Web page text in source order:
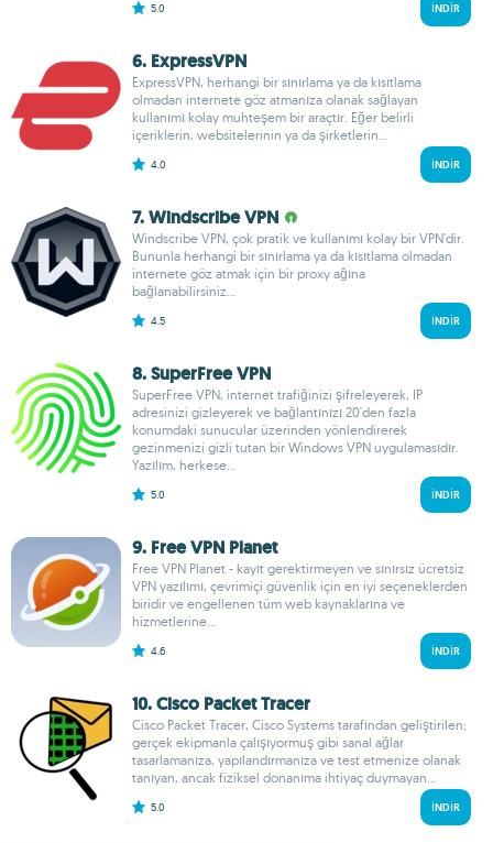
5.0 İNDIR
6. ExpressVPN
ExpressVPN, herhangi bir sınırlama ya da kısıtlama
olmadan internete göz atmanıza olanak sağlayan
kullanımı kolay muhteşem bir araçtır. Eğer belirli
içeriklerin, websitelerinin ya da şirketlerin...
4.0 İNDIR
7. Windscribe VPN
Windscribe VPN, çok pratik ve kullanımı kolay bir VPN'dir.
Bununla herhangi bir sınırlama ya da kısıtlama olmadan
internete göz atmak için bir proxy ağına
bağlanabilirsiniz...
4.5 İNDIR
8. SuperFree VPN
SuperFree VPN, internet trafiğinizi şifreleyerek, IP
adresinizi gizleyerek ve bağlantınızı 20'den fazla
konumdaki sunucular üzerinden yönlendirerek
gezinmenizi gizli tutan bir Windows VPN uygulamasıdır.
Yazılım, herkese...
5.0 İNDIR
9. Free VPN Planet
Free VPN Planet - kayıt gerektirmeyen ve sınırsız ücretsiz
VPN yazılımı, çevrimiçi güvenlik için en iyi seçeneklerden
biridir ve engellenen tüm web kaynaklarına ve
hizmetlerine...
4.6 İNDIR
10. Cisco Packet Tracer
Cisco Packet Tracer, Cisco Systems tarafından geliştirilen;
gerçek ekipmanla çalışıyormuş gibi sanal ağlar
tasarlamanıza, yapılandırmanıza ve test etmenize olanak
tanıyan, ancak fiziksel donanıma ihtiyaç duymayan...
5.0 İNDIR